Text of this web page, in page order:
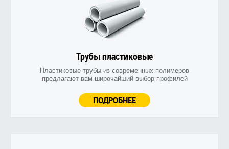
Трубы пластиковые
Пластиковые трубы из современных полимеров
предлагают вам широчайший выбор профилей
ПОДРОБНЕЕ